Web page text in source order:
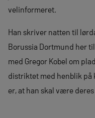
velinformeret.
Han skriver natten til
Borussia Dortmund her
med Gregor Kobel om
distriktet med henblik
er, at han skal være